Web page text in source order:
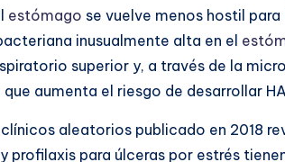
estómago se vuelve menos hostil para
inusualmente alta en el
superior y, a través de la
aumenta el riesgo de desarrollar
aleatorios publicado en 2018
profilaxis para úlceras por estrés